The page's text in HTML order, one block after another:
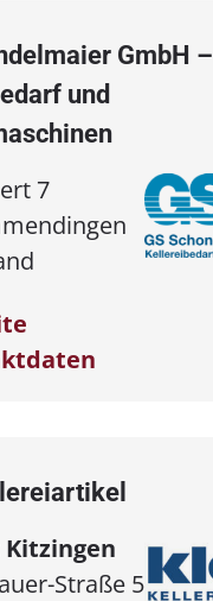
GmbH –
und
7
Straße 5